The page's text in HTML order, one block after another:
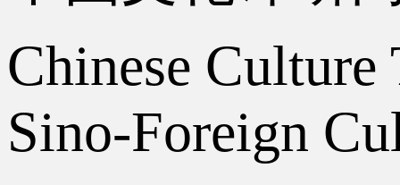
Chinese
Sino-Foreign